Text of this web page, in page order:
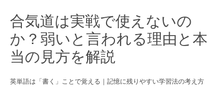
合気道は実戦で使えないの
か？弱いと言われる理由と本
当の見方を解説
英単語は「書く」ことで覚える｜記憶に残りやすい学習法の考え方